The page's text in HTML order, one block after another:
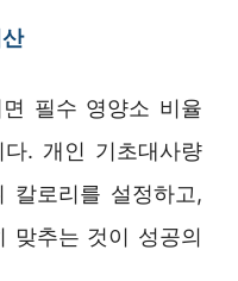
필수 영양소 비율
. 개인 기초대사량
칼로리를 설정하고,
맞추는 것이 성공의